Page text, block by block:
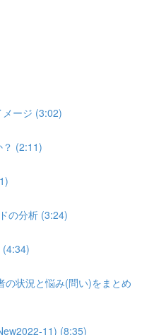
ージ (3:02)
？ (2:11)
の分析 (3:24)
(4:34)
の状況と悩み(問い)をまとめ
11) (8:35)